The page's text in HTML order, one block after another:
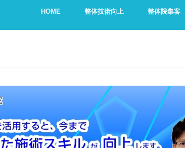
HOME 整体技術向上 整体院集客